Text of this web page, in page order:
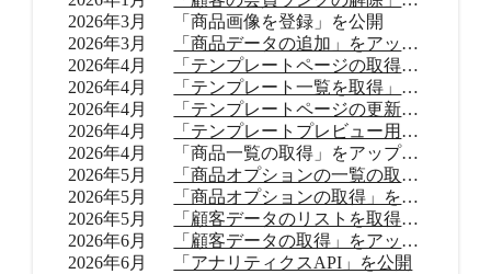
2026年3月
「商品画像を登録」を公開
2026年3月
「商品データの追加」をアップデート
2026年4月
「テンプレートページの取得」を公開
2026年4月
「テンプレート一覧を取得」を公開
2026年4月
「テンプレートページの更新」を公開
2026年4月
「テンプレートプレビュー用URLを取得」を公開
2026年4月
「商品一覧の取得」をアップデート
2026年5月
「商品オプションの一覧の取得」をアップデート
2026年5月
「商品オプションの取得」を公開
2026年5月
「顧客データのリストを取得」をアップデート
2026年6月
「顧客データの取得」をアップデート
2026年6月
「アナリティクスAPI」を公開